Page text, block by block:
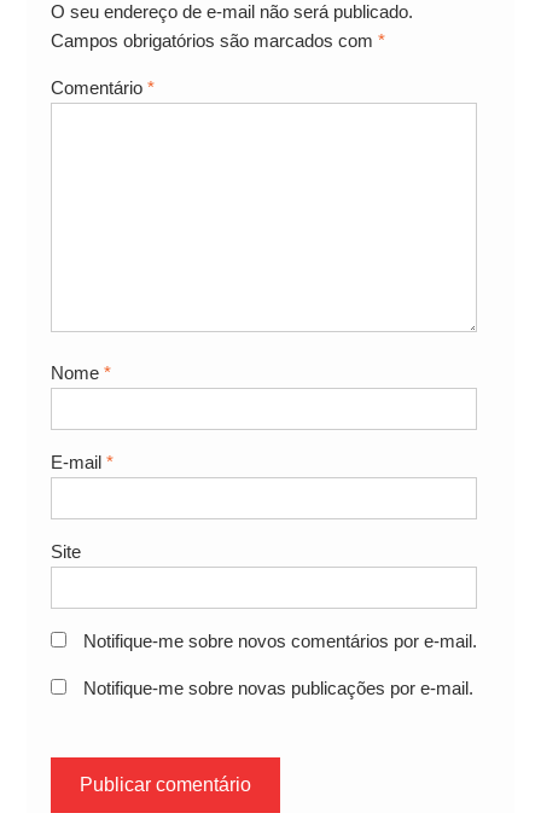
O seu endereço de e-mail não será publicado.
Campos obrigatórios são marcados com *
Comentário *
Nome *
E-mail *
Site
Notifique-me sobre novos comentários por e-mail.
Notifique-me sobre novas publicações por e-mail.